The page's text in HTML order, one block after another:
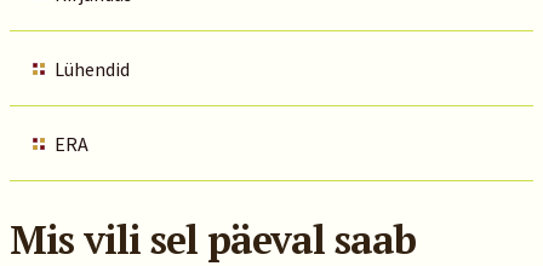
Lühendid
ERA
Mis vili sel päeval saab